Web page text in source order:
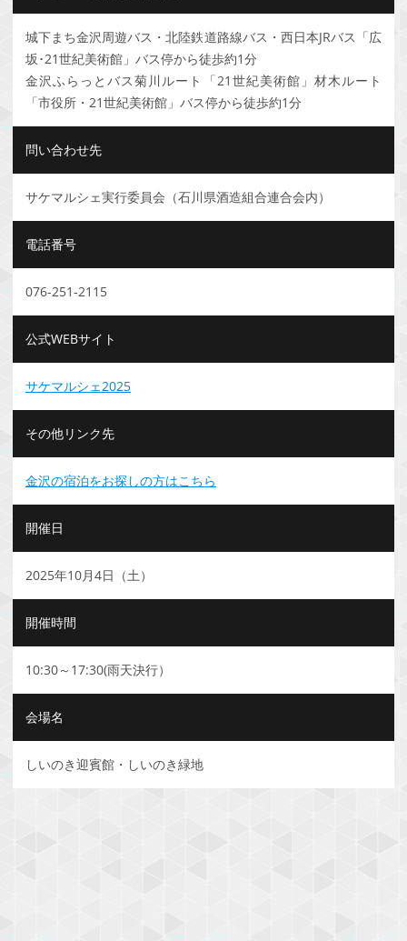
城下まち金沢周遊バス・北陸鉄道路線バス・西日本JRバス「広
坂･21世紀美術館」バス停から徒歩約1分
金沢ふらっとバス菊川ルート「21世紀美術館」材木ルート
「市役所・21世紀美術館」バス停から徒歩約1分
問い合わせ先
サケマルシェ実行委員会（石川県酒造組合連合会内）
電話番号
076-251-2115
公式WEBサイト
サケマルシェ2025
その他リンク先
金沢の宿泊をお探しの方はこちら
開催日
2025年10月4日（土）
開催時間
10:30～17:30(雨天決行）
会場名
しいのき迎賓館・しいのき緑地